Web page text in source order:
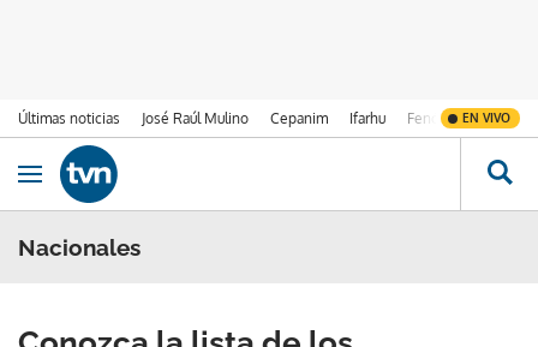
Últimas noticias José Raúl Mulino Cepanim Ifarhu Fenómeno de El
EN VIVO
Ir al contenido
Obrir navegació
Nacionales